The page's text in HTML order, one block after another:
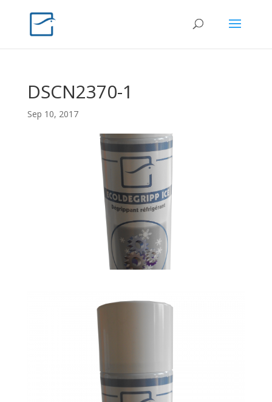
DSCN2370-1
Sep 10, 2017